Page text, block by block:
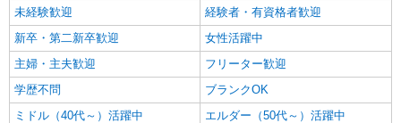
未経験歓迎
経験者・有資格者歓迎
新卒・第二新卒歓迎
女性活躍中
主婦・主夫歓迎
フリーター歓迎
学歴不問
ブランクOK
ミドル（40代～）活躍中
エルダー（50代～）活躍中